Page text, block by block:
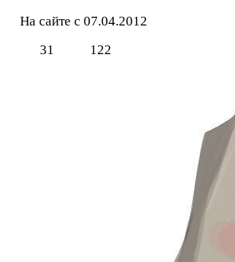
На сайте с 07.04.2012
31
122